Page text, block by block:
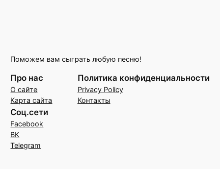
Поможем вам сыграть любую песню!
Про нас
О сайте
Карта сайта
Политика конфиденциальности
Privacy Policy
Контакты
Соц.сети
Facebook
ВК
Telegram